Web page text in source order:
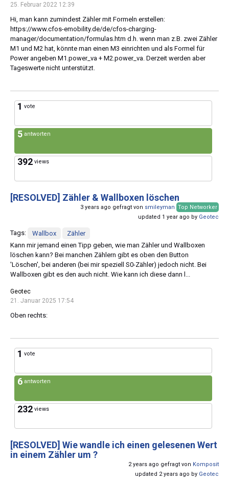
25. Februar 2022 12:39
Hi, man kann zumindest Zähler mit Formeln erstellen:
https://www.cfos-emobility.de/de/cfos-charging-
manager/documentation/formulas.htm d.h. wenn man z.B. zwei Zähler
M1 und M2 hat, könnte man einen M3 einrichten und als Formel für
Power angeben M1.power_va + M2.power_va. Derzeit werden aber
Tageswerte nicht unterstützt.
1 vote
5 antworten
392 views
[RESOLVED] Zähler & Wallboxen löschen
3 years ago gefragt von smileyman Top Networker
updated 1 year ago by Geotec
Tags: Wallbox
Zähler
Kann mir jemand einen Tipp geben, wie man Zähler und Wallboxen
löschen kann? Bei manchen Zählern gibt es oben den Button
'Löschen', bei anderen (bei mir speziell S0-Zähler) jedoch nicht. Bei
Wallboxen gibt es den auch nicht. Wie kann ich diese dann l...
Geotec
21. Januar 2025 17:54
Oben rechts:
1 vote
6 antworten
232 views
[RESOLVED] Wie wandle ich einen gelesenen Wert
in einem Zähler um ?
2 years ago gefragt von Komposit
updated 2 years ago by Geotec